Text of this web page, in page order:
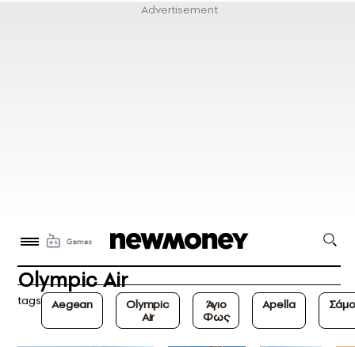
Olympic Air
tags Aegean
Olympic
Air
Άγιο
Φως
Apella